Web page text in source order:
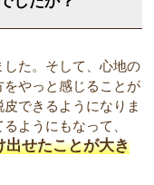
た。そして、心地の
やっと感じることが
できるようになりま
ようにもなって、
出せたことが大き